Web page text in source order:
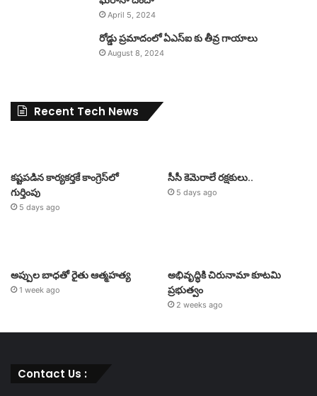
April 5, 2024
రోడ్డు ప్రమాదంలో ఏఎస్ఐ కు తీవ్ర గాయాలు
August 8, 2024
Recent Tech News
కష్టపడిన కార్యకర్తకే కాంగ్రెస్‌లో
గుర్తింపు
5 days ago
సీసీ కెమెరాలే రక్షకులు..
5 days ago
అప్పుల బాధతో రైతు ఆత్మహత్య
1 week ago
అభివృద్ధికి చిరునామా కూటమి
ప్రభుత్వం
2 weeks ago
Contact Us :